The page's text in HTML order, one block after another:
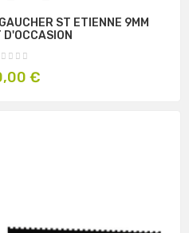
ST ETIENNE 9MM
€